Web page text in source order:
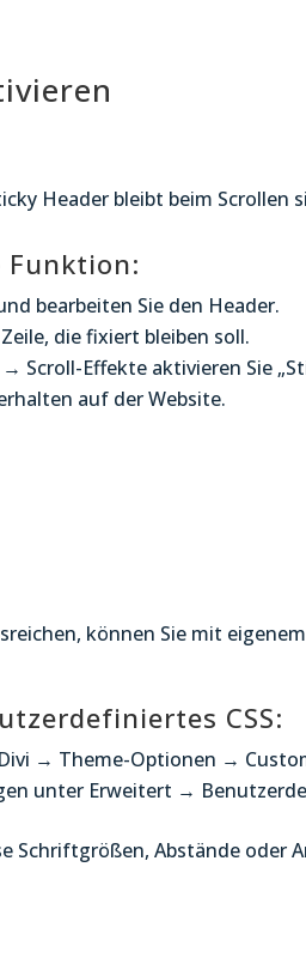
Header bleibt beim Scrollen
Funktion:
bearbeiten Sie den Header.
die fixiert bleiben soll.
Scroll-Effekte aktivieren Sie
auf der Website.
können Sie mit
CSS:
→ Theme-Optionen →
unter Erweitert →
Schriftgrößen, Abstände oder